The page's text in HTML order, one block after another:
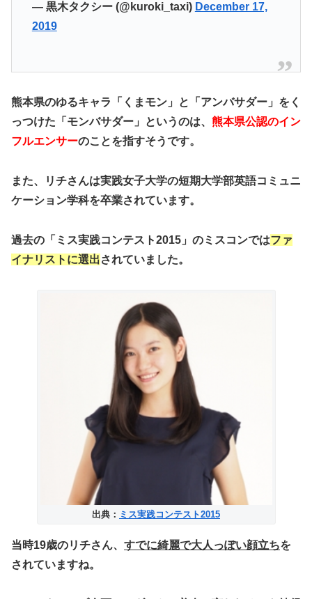
— 黒木タクシー (@kuroki_taxi) December 17,
2019
熊本県のゆるキャラ「くまモン」と「アンバサダー」をく
っつけた「モンバサダー」というのは、 熊本県公認のイン
フルエンサーのことを指すそうです。
また、リチさんは実践女子大学の短期大学部英語コミュニ
ケーション学科を卒業されています。
過去の 「ミス実践コンテスト2015」 のミスコンではファ
イナリストに選出されていました。
出典： ミス実践コンテスト2015
当時19歳のリチさん、 すでに綺麗で大人っぽい顔立ちを
されていますね。